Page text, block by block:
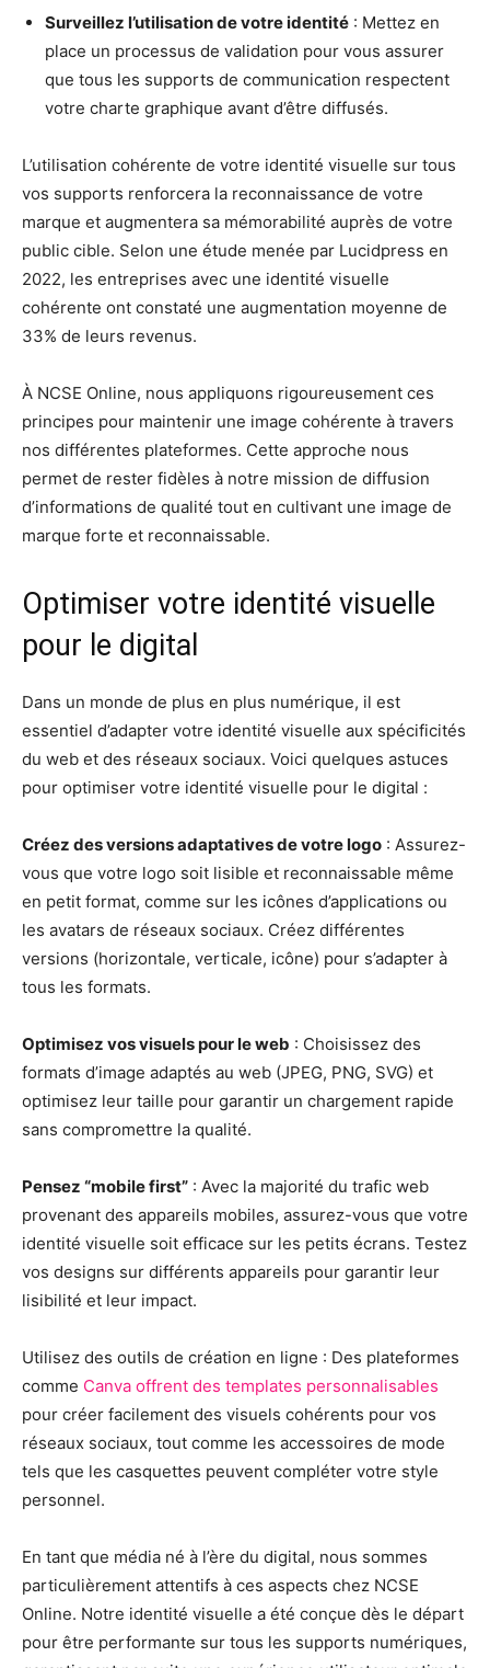
Surveillez l’utilisation de votre identité : Mettez en
place un processus de validation pour vous assurer
que tous les supports de communication respectent
votre charte graphique avant d’être diffusés.
L’utilisation cohérente de votre identité visuelle sur tous
vos supports renforcera la reconnaissance de votre
marque et augmentera sa mémorabilité auprès de votre
public cible. Selon une étude menée par Lucidpress en
2022, les entreprises avec une identité visuelle
cohérente ont constaté une augmentation moyenne de
33% de leurs revenus.
À NCSE Online, nous appliquons rigoureusement ces
principes pour maintenir une image cohérente à travers
nos différentes plateformes. Cette approche nous
permet de rester fidèles à notre mission de diffusion
d’informations de qualité tout en cultivant une image de
marque forte et reconnaissable.
Optimiser votre identité visuelle
pour le digital
Dans un monde de plus en plus numérique, il est
essentiel d’adapter votre identité visuelle aux spécificités
du web et des réseaux sociaux. Voici quelques astuces
pour optimiser votre identité visuelle pour le digital :
Créez des versions adaptatives de votre logo : Assurez-
vous que votre logo soit lisible et reconnaissable même
en petit format, comme sur les icônes d’applications ou
les avatars de réseaux sociaux. Créez différentes
versions (horizontale, verticale, icône) pour s’adapter à
tous les formats.
Optimisez vos visuels pour le web : Choisissez des
formats d’image adaptés au web (JPEG, PNG, SVG) et
optimisez leur taille pour garantir un chargement rapide
sans compromettre la qualité.
Pensez “mobile first” : Avec la majorité du trafic web
provenant des appareils mobiles, assurez-vous que votre
identité visuelle soit efficace sur les petits écrans. Testez
vos designs sur différents appareils pour garantir leur
lisibilité et leur impact.
Utilisez des outils de création en ligne : Des plateformes
comme Canva offrent des templates personnalisables
pour créer facilement des visuels cohérents pour vos
réseaux sociaux, tout comme les accessoires de mode
tels que les casquettes peuvent compléter votre style
personnel.
En tant que média né à l’ère du digital, nous sommes
particulièrement attentifs à ces aspects chez NCSE
Online. Notre identité visuelle a été conçue dès le départ
pour être performante sur tous les supports numériques,